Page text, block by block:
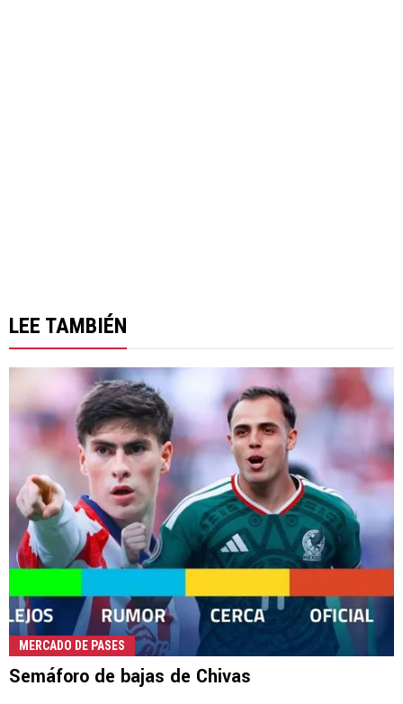
LEE TAMBIÉN
MERCADO DE PASES
Semáforo de bajas de Chivas